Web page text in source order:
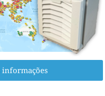
informações